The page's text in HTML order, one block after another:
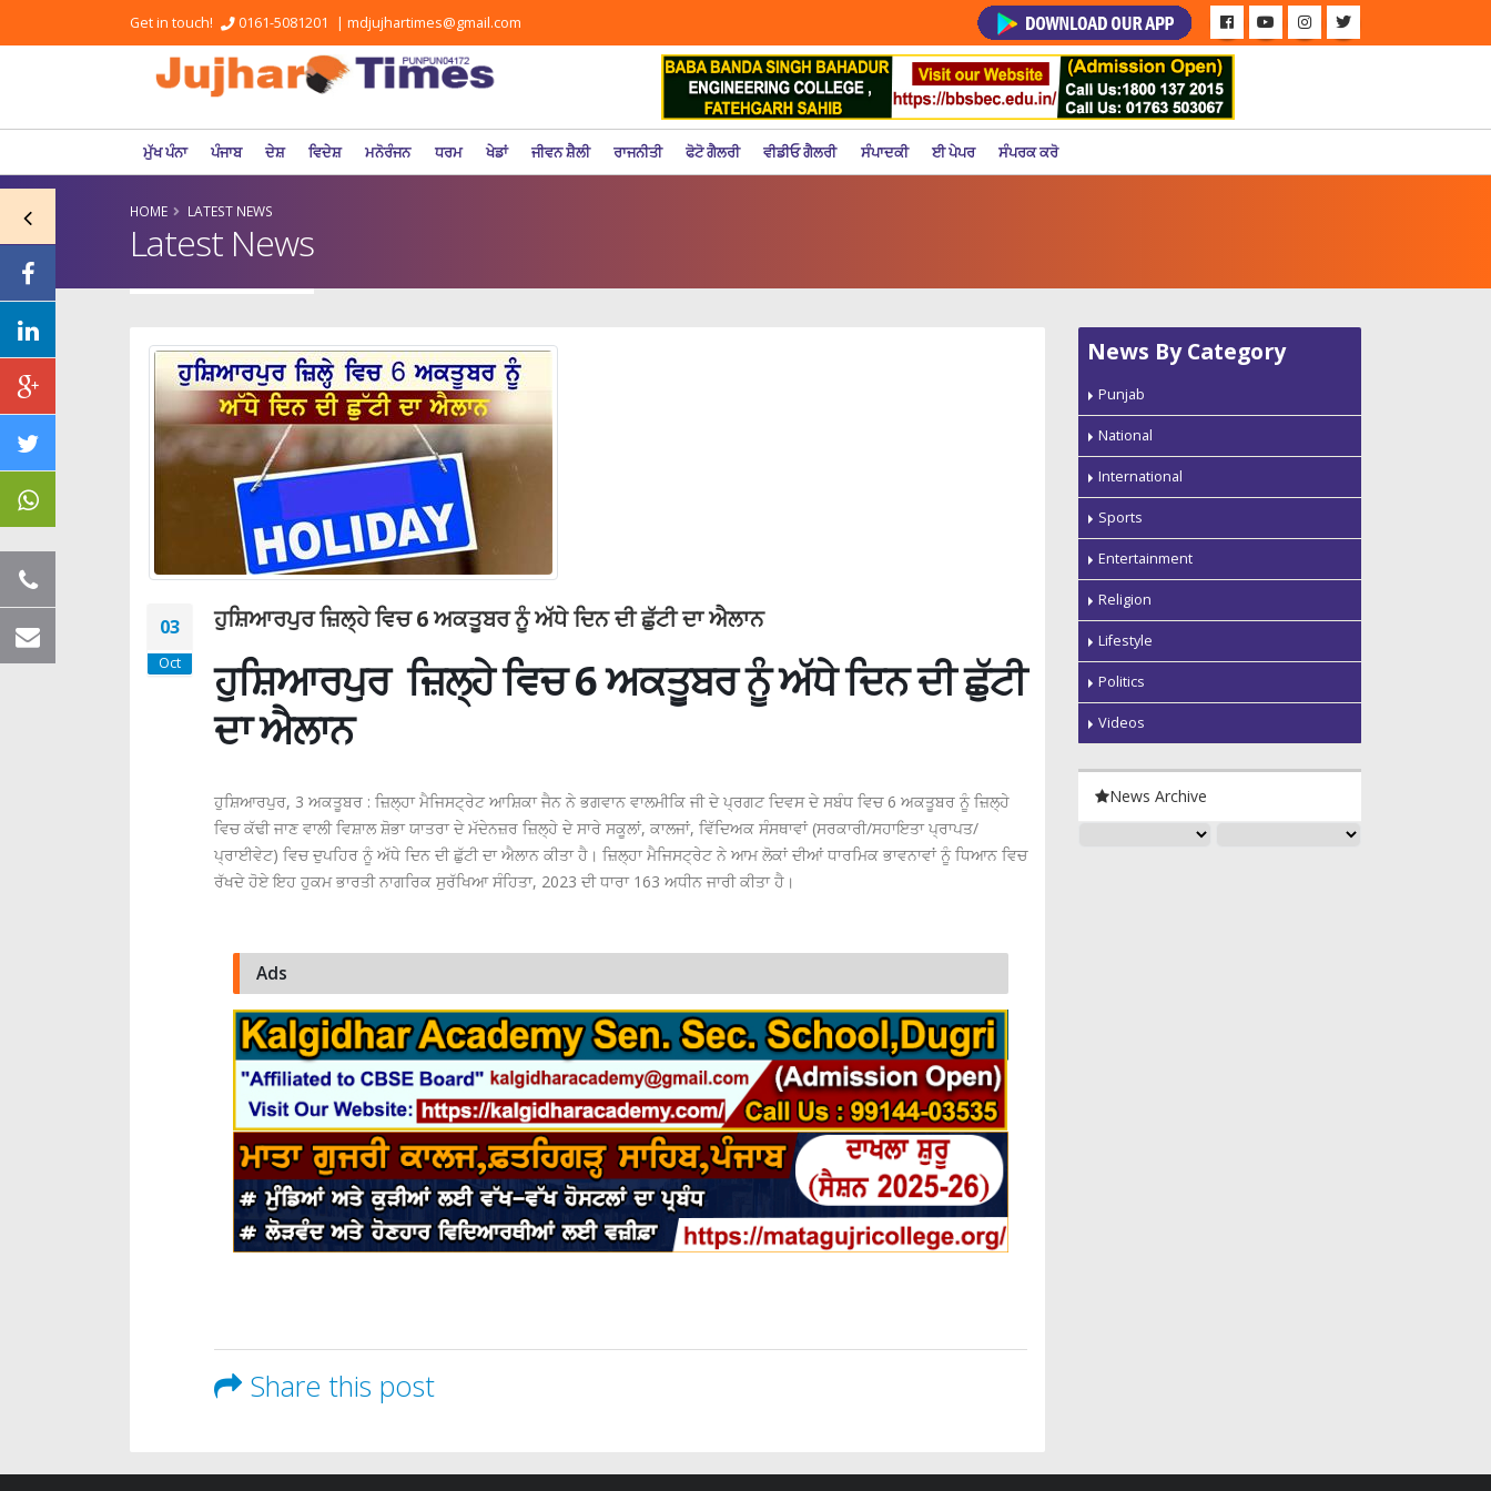
Get in touch! 0161-5081201 | mdjujhartimes@gmail.com
ਮੁੱਖ ਪੰਨਾ ਪੰਜਾਬ ਦੇਸ਼ ਵਿਦੇਸ਼ ਮਨੋਰੰਜਨ ਧਰਮ ਖੇਡਾਂ ਜੀਵਨ ਸ਼ੈਲੀ ਰਾਜਨੀਤੀ ਫੋਟੋ ਗੈਲਰੀ ਵੀਡੀਓ ਗੈਲਰੀ ਸੰਪਾਦਕੀ ਈ ਪੇਪਰ ਸੰਪਰਕ ਕਰੋ
HOME LATEST NEWS
Latest News
03
Oct
ਹੁਸ਼ਿਆਰਪੁਰ ਜ਼ਿਲ੍ਹੇ ਵਿਚ 6 ਅਕਤੂਬਰ ਨੂੰ ਅੱਧੇ ਦਿਨ ਦੀ ਛੁੱਟੀ ਦਾ ਐਲਾਨ
ਹੁਸ਼ਿਆਰਪੁਰ ਜ਼ਿਲ੍ਹੇ ਵਿਚ 6 ਅਕਤੂਬਰ ਨੂੰ ਅੱਧੇ ਦਿਨ ਦੀ ਛੁੱਟੀ
ਦਾ ਐਲਾਨ
ਹੁਸ਼ਿਆਰਪੁਰ, 3 ਅਕਤੂਬਰ : ਜ਼ਿਲ੍ਹਾ ਮੈਜਿਸਟ੍ਰੇਟ ਆਸ਼ਿਕਾ ਜੈਨ ਨੇ ਭਗਵਾਨ ਵਾਲਮੀਕਿ ਜੀ ਦੇ ਪ੍ਰਗਟ ਦਿਵਸ ਦੇ ਸਬੰਧ ਵਿਚ 6 ਅਕਤੂਬਰ ਨੂੰ ਜ਼ਿਲ੍ਹੇ
ਵਿਚ ਕੱਢੀ ਜਾਣ ਵਾਲੀ ਵਿਸ਼ਾਲ ਸ਼ੋਭਾ ਯਾਤਰਾ ਦੇ ਮੱਦੇਨਜ਼ਰ ਜ਼ਿਲ੍ਹੇ ਦੇ ਸਾਰੇ ਸਕੂਲਾਂ, ਕਾਲਜਾਂ, ਵਿੱਦਿਅਕ ਸੰਸਥਾਵਾਂ (ਸਰਕਾਰੀ/ਸਹਾਇਤਾ ਪ੍ਰਾਪਤ/
ਪ੍ਰਾਈਵੇਟ) ਵਿਚ ਦੁਪਹਿਰ ਨੂੰ ਅੱਧੇ ਦਿਨ ਦੀ ਛੁੱਟੀ ਦਾ ਐਲਾਨ ਕੀਤਾ ਹੈ। ਜ਼ਿਲ੍ਹਾ ਮੈਜਿਸਟ੍ਰੇਟ ਨੇ ਆਮ ਲੋਕਾਂ ਦੀਆਂ ਧਾਰਮਿਕ ਭਾਵਨਾਵਾਂ ਨੂੰ ਧਿਆਨ ਵਿਚ
ਰੱਖਦੇ ਹੋਏ ਇਹ ਹੁਕਮ ਭਾਰਤੀ ਨਾਗਰਿਕ ਸੁਰੱਖਿਆ ਸੰਹਿਤਾ, 2023 ਦੀ ਧਾਰਾ 163 ਅਧੀਨ ਜਾਰੀ ਕੀਤਾ ਹੈ।
Ads
Share this post
News By Category
Punjab
National
International
Sports
Entertainment
Religion
Lifestyle
Politics
Videos
News Archive